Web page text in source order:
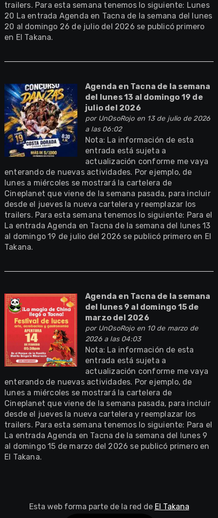
trailers. Para esta semana tenemos lo siguiente: Lunes
20 La entrada Agenda en Tacna de la semana del lunes
20 al domingo 26 de julio del 2026 se publicó primero
en El Takana.
Agenda en Tacna de la semana
del lunes 13 al domingo 19 de
julio del 2026
por UnOsoRojoen 13 de julio de 2026
a las 06:02
Nota: La información de esta
entrada está sujeta a
actualización conforme me vaya
enterando de nuevas actividades. Por ejemplo, de
lunes a miércoles se mostrará la cartelera de
Cineplanet que viene de la semana pasada, para incluir
desde el jueves la nueva cartelera y reemplazar los
trailers. Para esta semana tenemos lo siguiente: Para el
La entrada Agenda en Tacna de la semana del lunes 13
al domingo 19 de julio del 2026 se publicó primero en El
Takana.
Agenda en Tacna de la semana
del lunes 9 al domingo 15 de
marzo del 2026
por UnOsoRojoen 10 de marzo de
2026 a las 04:03
Nota: La información de esta
entrada está sujeta a
actualización conforme me vaya
enterando de nuevas actividades. Por ejemplo, de
lunes a miércoles se mostrará la cartelera de
Cineplanet que viene de la semana pasada, para incluir
desde el jueves la nueva cartelera y reemplazar los
trailers. Para esta semana tenemos lo siguiente: Para el
La entrada Agenda en Tacna de la semana del lunes 9
al domingo 15 de marzo del 2026 se publicó primero en
El Takana.
Esta web forma parte de la red de El Takana